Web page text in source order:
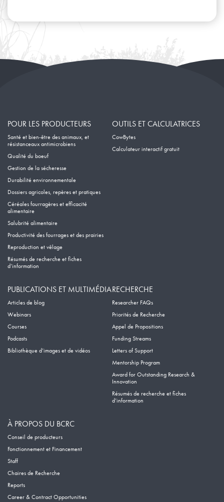
Janvier
Février
POUR LES PRODUCTEURS
Santé et bien-être des animaux, et
résistanceaux antimicrobiens
Qualité du boeuf
Gestion de la sécheresse
Durabilité environnementale
Dossiers agricoles, repères et pratiques
Céréales fourragères et efficacité
alimentaire
Salubrité alimentaire
Productivité des fourrages et des prairies
Reproduction et vêlage
Résumés de recherche et fiches
d’information
OUTILS ET CALCULATRICES
CowBytes
Calculateur interactif gratuit
PUBLICATIONS ET MULTIMÉDIA
Articles de blog
Webinars
Courses
Podcasts
Bibliothèque d’images et de vidéos
RECHERCHE
Researcher FAQs
Priorités de Recherche
Appel de Propositions
Funding Streams
Letters of Support
Mentorship Program
Award for Outstanding Research &
Innovation
Résumés de recherche et fiches
d’information
À PROPOS DU BCRC
Conseil de producteurs
Fonctionnement et Financement
Staff
Chaires de Recherche
Reports
Career & Contract Opportunities